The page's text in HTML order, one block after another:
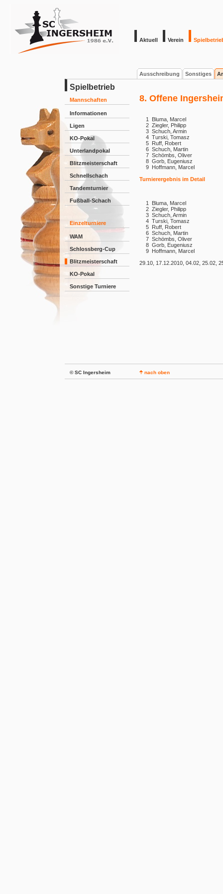
Aktuell Verein
Ausschreibung Sonstiges
Spielbetrieb
Mannschaften
Informationen
Ligen
KO-Pokal
Unterlandpokal
Blitzmeisterschaft
Schnellschach
Tandemturnier
Fußball-Schach
Einzelturniere
WAM
Schlossberg-Cup
Blitzmeisterschaft
KO-Pokal
Sonstige Turniere
8. Offene
1
Bluma, Marcel
2 Ziegler, Philipp
3 Schuch, Armin
4 Turski, Tomasz
5 Ruff, Robert
6 Schuch, Martin
7 Schömbs, Oliver
8 Gorb, Eugeniusz
9 Hoffmann, Marcel
Turnierergebnis im Detail
1
Bluma, Marcel
2 Ziegler, Philipp
3 Schuch, Armin
4 Turski, Tomasz
5 Ruff, Robert
6 Schuch, Martin
7 Schömbs, Oliver
8 Gorb, Eugeniusz
9 Hoffmann, Marcel
29.10, 17.12.2010, 04.02, 25.02,
© SC Ingersheim nach oben